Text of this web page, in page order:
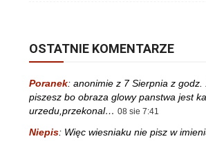
OSTATNIE KOMENTARZE
Poranek: anonimie z 7 Sierpnia z godz.
piszesz bo obraza glowy panstwa jest
urzedu,przekonal… 08 sie 7:41
Niepis: Więc wiesniaku nie pisz w